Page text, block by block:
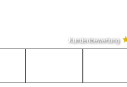
Kundenbewertung